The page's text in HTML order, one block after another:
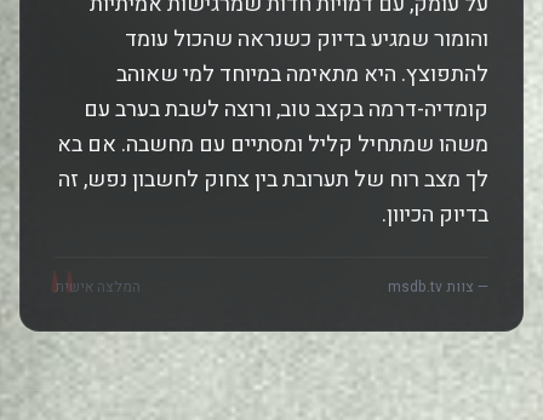
"
והומור שמגיע בדיוק כשנראה שהכול עומד
להתפוצץ. היא מתאימה במיוחד למי שאוהב
קומדיה-דרמה בקצב טוב, ורוצה לשבת בערב עם
משהו שמתחיל קליל ומסתיים עם מחשבה. אם בא
לך מצב רוח של תערובת בין צחוק לחשבון נפש, זה
בדיוק הכיוון.
— צוות msdb.tv המלצה אישית